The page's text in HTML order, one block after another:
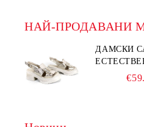
НАЙ-ПРОДАВАНИ
ДАМСКИ
МОДЕЛ